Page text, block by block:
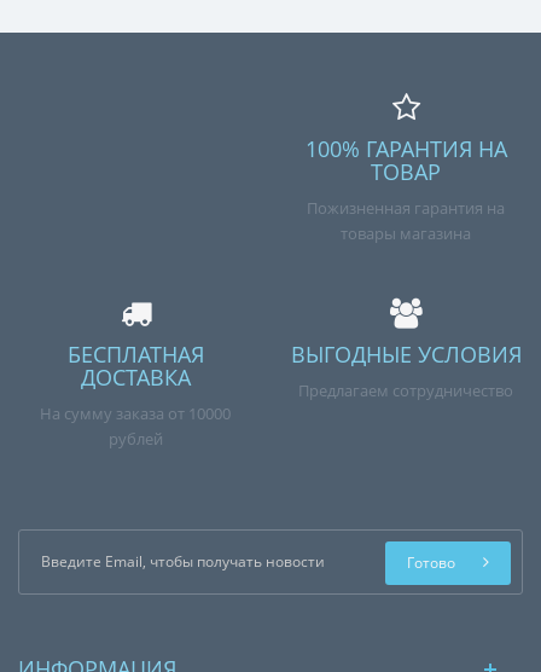
100% ГАРАНТИЯ НА
ТОВАР
Пожизненная гарантия на
товары магазина
БЕСПЛАТНАЯ
ДОСТАВКА
На сумму заказа от 10000
рублей
ВЫГОДНЫЕ УСЛОВИЯ
Предлагаем сотрудничество
Готово